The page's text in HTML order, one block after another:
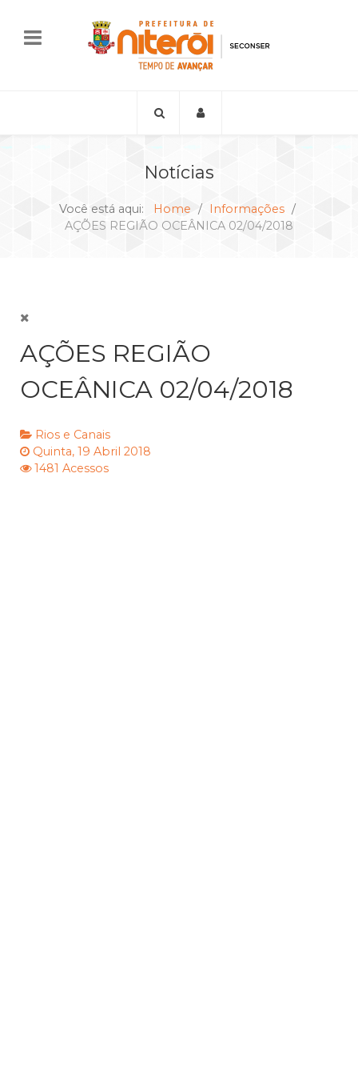
Notícias
Você está aqui: Home
Informações
AÇÕES REGIÃO OCEÂNICA 02/04/2018
AÇÕES REGIÃO
OCEÂNICA 02/04/2018
Rios e Canais
Quinta, 19 Abril 2018
1481 Acessos